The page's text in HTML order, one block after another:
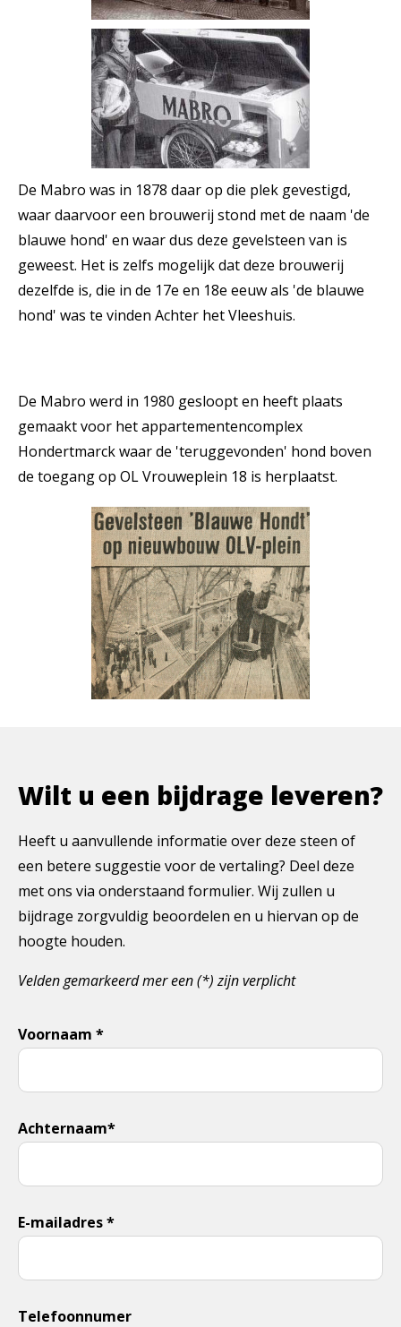
De Mabro was in 1878 daar op die plek gevestigd,
waar daarvoor een brouwerij stond met de naam 'de
blauwe hond' en waar dus deze gevelsteen van is
geweest. Het is zelfs mogelijk dat deze brouwerij
dezelfde is, die in de 17e en 18e eeuw als 'de blauwe
hond' was te vinden Achter het Vleeshuis.
De Mabro werd in 1980 gesloopt en heeft plaats
gemaakt voor het appartementencomplex
Hondertmarck waar de 'teruggevonden' hond boven
de toegang op OL Vrouweplein 18 is herplaatst.
Wilt u een bijdrage leveren?
Heeft u aanvullende informatie over deze steen of
een betere suggestie voor de vertaling? Deel deze
met ons via onderstaand formulier. Wij zullen u
bijdrage zorgvuldig beoordelen en u hiervan op de
hoogte houden.
Velden gemarkeerd mer een (*) zijn verplicht
Voornaam *
Achternaam*
E-mailadres *
Telefoonnumer